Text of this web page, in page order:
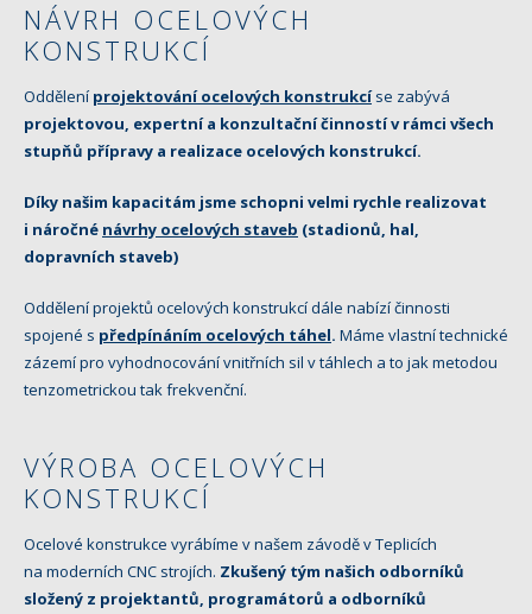
NÁVRH OCELOVÝCH
KONSTRUKCÍ
Oddělení projektování ocelových konstrukcíse zabývá
projektovou, expertní a konzultační činností v rámci všech
stupňů přípravy a realizace ocelových konstrukcí.
Díky našim kapacitám jsme schopni velmi rychle realizovat
i náročné návrhy ocelových staveb (stadionů, hal,
dopravních staveb)
Oddělení projektů ocelových konstrukcí dále nabízí činnosti
spojené s předpínáním ocelových táhel. Máme vlastní technické
zázemí pro vyhodnocování vnitřních sil v táhlech a to jak metodou
tenzometrickou tak frekvenční.
VÝROBA OCELOVÝCH
KONSTRUKCÍ
Ocelové konstrukce vyrábíme v našem závodě v Teplicích
na moderních CNC strojích. Zkušený tým našich odborníků
složený z projektantů, programátorů a odborníků